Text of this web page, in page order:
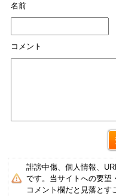
名前
コメント
誹謗中傷、個人情報、
です。当サイトへの要望
コメント欄だと見落とす